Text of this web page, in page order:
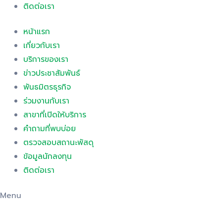
ติดต่อเรา
หน้าแรก
เกี่ยวกับเรา
บริการของเรา
ข่าวประชาสัมพันธ์
พันธมิตรธุรกิจ
ร่วมงานกับเรา
สาขาที่เปิดให้บริการ
คำถามที่พบบ่อย
ตรวจสอบสถานะพัสดุ
ข้อมูลนักลงทุน
ติดต่อเรา
Menu